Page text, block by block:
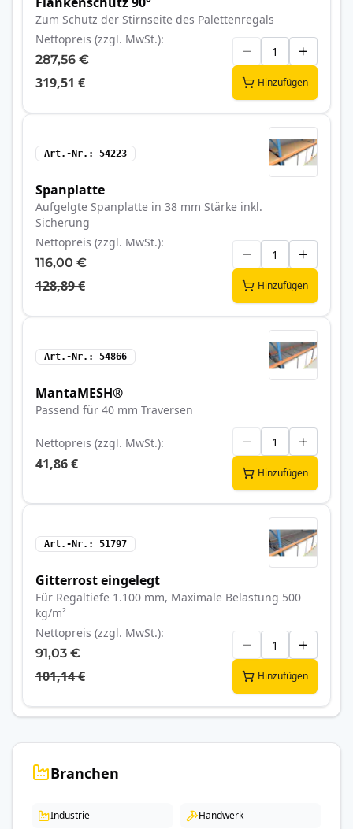
Zum Schutz der Stirnseite des Palettenregals
Nettopreis (zzgl. MwSt.)
287,56 €
319,51 € Hinzufügen
Art.-Nr. 54223
Spanplatte
Aufgelgte Spanplatte in 38 mm Stärke inkl.
Sicherung
Nettopreis (zzgl. MwSt.)
116,00 €
128,89 € Hinzufügen
Art.-Nr. 54866
MantaMESH®
Passend für 40 mm Traversen
Nettopreis (zzgl. MwSt.)
41,86 €
Hinzufügen
Art.-Nr. 51797
Gitterrost eingelegt
Für Regaltiefe 1.100 mm, Maximale Belastung 500
kg/m²
Nettopreis (zzgl. MwSt.)
91,03 €
101,14 € Hinzufügen
Branchen
Industrie Handwerk